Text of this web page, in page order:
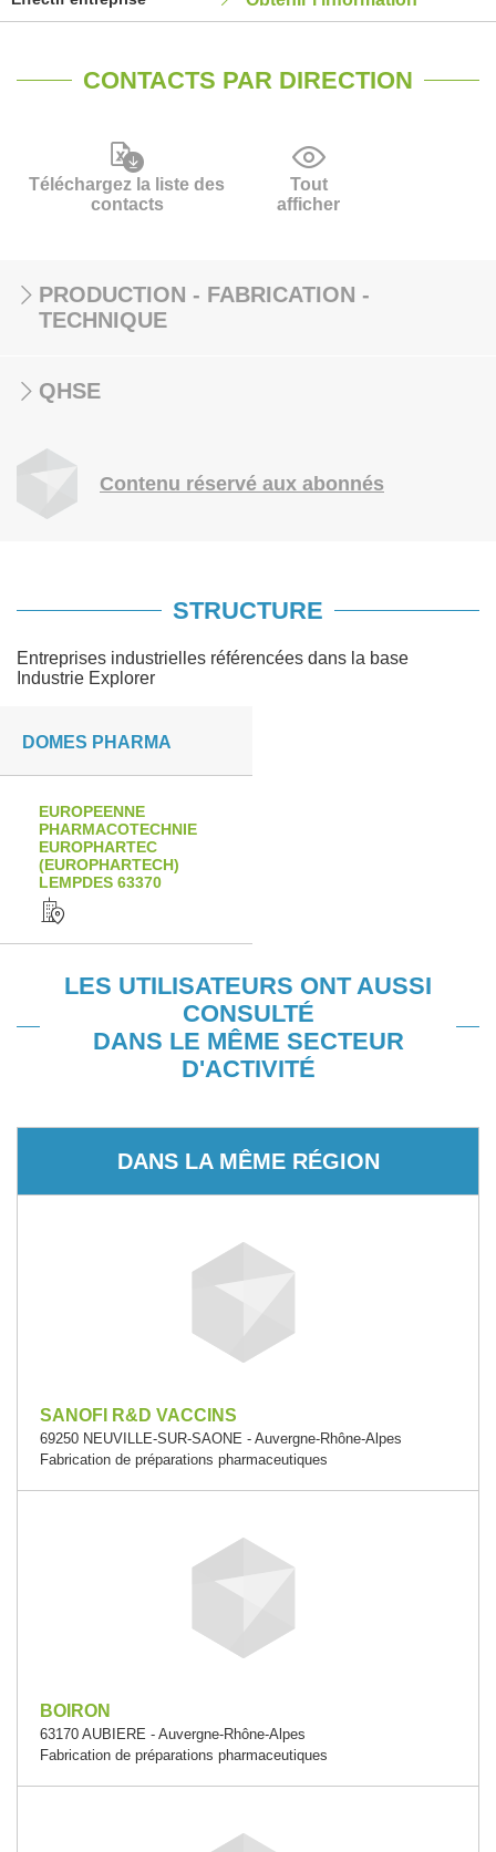
CONTACTS PAR DIRECTION
Téléchargez la liste des
contacts
Tout
afficher
PRODUCTION - FABRICATION -
TECHNIQUE
QHSE
Contenu réservé aux abonnés
STRUCTURE
Entreprises industrielles référencées dans la base
Industrie Explorer
DOMES PHARMA
EUROPEENNE
PHARMACOTECHNIE
EUROPHARTEC
(EUROPHARTECH)
LEMPDES 63370
LES UTILISATEURS ONT AUSSI
CONSULTÉ
DANS LE MÊME SECTEUR
D'ACTIVITÉ
DANS LA MÊME RÉGION
SANOFI R&D VACCINS
69250 NEUVILLE-SUR-SAONE - Auvergne-Rhône-Alpes
Fabrication de préparations pharmaceutiques
BOIRON
63170 AUBIERE - Auvergne-Rhône-Alpes
Fabrication de préparations pharmaceutiques